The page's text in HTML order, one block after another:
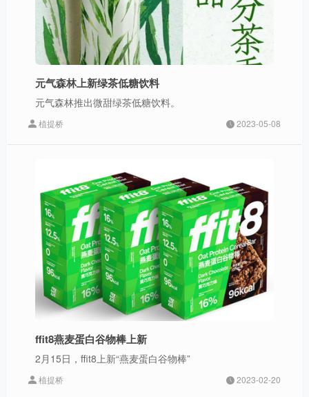
元气森林上新绿茶低糖饮料
元气森林推出微甜绿茶低糖饮料。
植提桥 2023-05-08
ffit8燕麦蛋白谷物棒上新
2月15日，ffit8上新“燕麦蛋白谷物棒”
植提桥 2023-02-20